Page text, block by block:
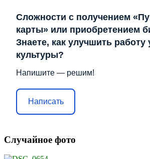
Сложности с получением
карты» или приобретением
Знаете, как улучшить работу
культуры?
Напишите — решим!
Написать
Случайное фото